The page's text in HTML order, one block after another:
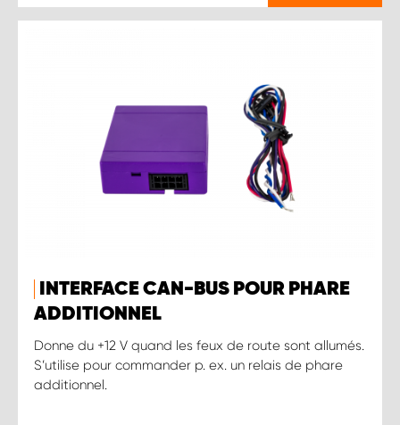
INTERFACE CAN-BUS POUR PHARE
ADDITIONNEL
Donne du +12 V quand les feux de route sont allumés.
S’utilise pour commander p. ex. un relais de phare
additionnel.